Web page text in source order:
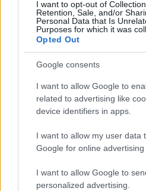
I want to opt-out of
Retention, Sale, and/or
Personal Data that Is
Purposes for which it was
Opted Out
Google consents
I want to allow Google to
related to advertising like
device identifiers in apps.
I want to allow my user data
Google for online advertising
I want to allow Google to
personalized advertising.
A közelmúltban
között szerepelnek
Alfred Schouppe grafikái,
GierymskiZsidó nő
Anna Bilinska-
századi festménye
Julian FalatVadászat és
képe. A háború alatt
elhurcolt műkincsek
hírügynökség. Az 1862-
múzeumként alapított
Múzeum az egyik
Lengyelországban.